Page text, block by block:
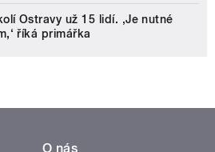
Ostravy už 15 lidí. ‚Je nutné
říká primářka
O nás